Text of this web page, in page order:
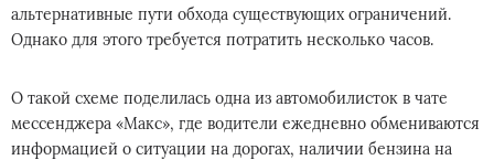
альтернативные пути обхода существующих ограничений.
Однако для этого требуется потратить несколько часов.
О такой схеме поделилась одна из автомобилисток в чате
мессенджера «Макс», где водители ежедневно обмениваются
информацией о ситуации на дорогах, наличии бензина на